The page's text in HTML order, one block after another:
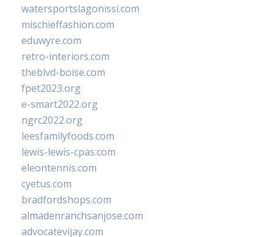
watersportslagonissi.com
mischieffashion.com
eduwyre.com
retro-interiors.com
theblvd-boise.com
fpet2023.org
e-smart2022.org
ngrc2022.org
leesfamilyfoods.com
lewis-lewis-cpas.com
eleontennis.com
cyetus.com
bradfordshops.com
almadenranchsanjose.com
advocatevijay.com